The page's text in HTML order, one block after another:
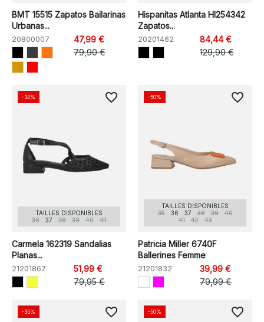
BMT 15515 Zapatos Bailarinas
Urbanas...
20800007
47,99 €
79,90 €
Hispanitas Atlanta HI254342
Zapatos...
20201462
84,44 €
129,90 €
TAILLES DISPONIBLES
36
37 38 39 40 41
Carmela 162319 Sandalias
Planas...
21201867
51,99 €
79,95 €
-34% favorite_border
TAILLES DISPONIBLES
35
36 37 38 39
40
41
42 43
Patricia Miller 6740F
Ballerines Femme
21201832
39,99 €
79,99 €
-50% favorite_border
-35% favorite_border -50% favorite_border